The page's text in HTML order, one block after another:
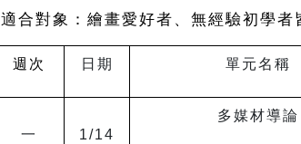
適合對象：繪畫愛好者、無經驗初學者
週次 日期 單元名稱
一 1/14
多媒材導論